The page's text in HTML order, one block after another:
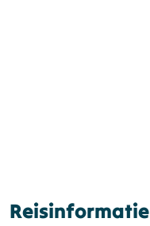
Reisinformatie